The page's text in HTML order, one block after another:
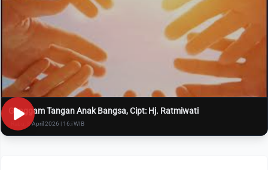
Genggam Tangan Anak Bangsa, Cipt: Hj. Ratmiwati
Rabu, 8 April 2026 | 16:i WIB